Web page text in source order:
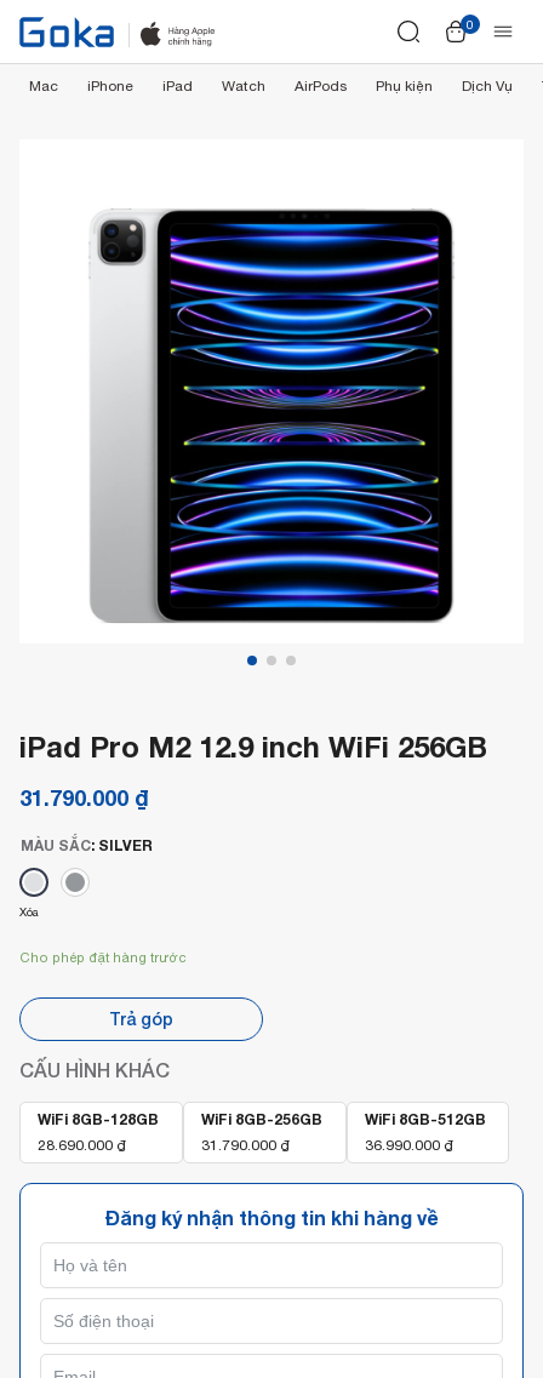
0
Mac iPhone iPad Watch AirPods Phụ kiện Dịch Vụ
iPad Pro M2 12.9 inch WiFi 256GB
31.790.000 ₫
MÀU SẮC: SILVER
Xóa
Cho phép đặt hàng trước
Trả góp
CẤU HÌNH KHÁC
WiFi 8GB-128GB
28.690.000 ₫
WiFi 8GB-256GB
31.790.000 ₫
WiFi 8GB-512GB
36.990.000 ₫
Đăng ký nhận thông tin khi hàng về